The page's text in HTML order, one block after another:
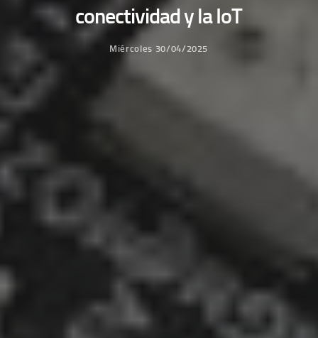
conectividad y la IoT
Miércoles 30/04/2025